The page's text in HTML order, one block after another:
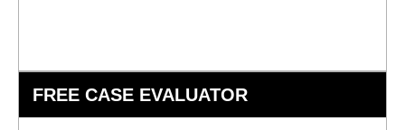
FREE CASE EVALUATOR